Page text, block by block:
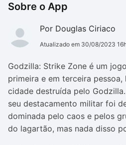
Sobre o App
Por Douglas Ciriaco
Atualizado em 30/08/2023
Godzilla: Strike Zone é um
primeira e em terceira
cidade destruída pelo
seu destacamento militar foi
dominada pelo caos e pelos
do lagartão, mas nada disso